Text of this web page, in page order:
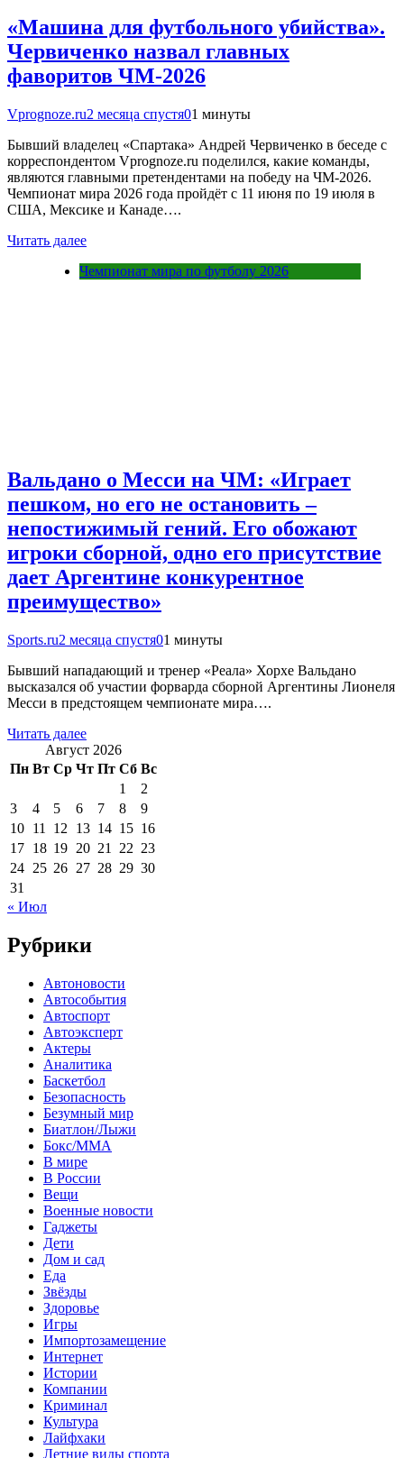
«Машина для футбольного убийства».
Червиченко назвал главных
фаворитов ЧМ-2026
Vprognoze.ru2 месяца спустя01 минуты
Бывший владелец «Спартака» Андрей Червиченко в беседе с
корреспондентом Vprognoze.ru поделился, какие команды,
являются главными претендентами на победу на ЧМ-2026.
Чемпионат мира 2026 года пройдёт с 11 июня по 19 июля в
США, Мексике и Канаде….
Читать далее
Чемпионат мира по футболу 2026
Вальдано о Месси на ЧМ: «Играет
пешком, но его не остановить –
непостижимый гений. Его обожают
игроки сборной, одно его присутствие
дает Аргентине конкурентное
преимущество»
Sports.ru2 месяца спустя01 минуты
Бывший нападающий и тренер «Реала» Хорхе Вальдано
высказался об участии форварда сборной Аргентины Лионеля
Месси в предстоящем чемпионате мира….
Читать далее
Август 2026
Пн Вт Ср Чт Пт Сб Вс
1
2
3
4 5 6 7 8
9
10 11 12 13 14 15 16
17 18 19 20 21 22 23
24 25 26 27 28 29 30
31
« Июл
Рубрики
Автоновости
Автособытия
Автоспорт
Автоэксперт
Актеры
Аналитика
Баскетбол
Безопасность
Безумный мир
Биатлон/Лыжи
Бокс/MMA
В мире
В России
Вещи
Военные новости
Гаджеты
Дети
Дом и сад
Еда
Звёзды
Здоровье
Игры
Импортозамещение
Интернет
Истории
Компании
Криминал
Культура
Лайфхаки
Летние виды спорта